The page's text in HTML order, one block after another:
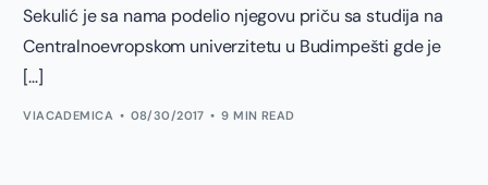
Sekulić je sa nama podelio njegovu priču sa studija na
Centralnoevropskom univerzitetu u Budimpešti gde je
[…]
VIACADEMICA 08/30/2017 9 MIN READ